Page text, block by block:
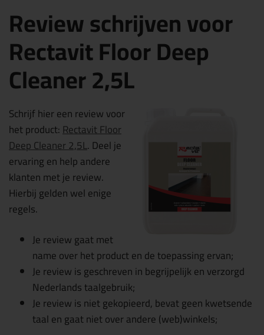
Review schrijven voor
Rectavit Floor Deep
Cleaner 2,5L
Schrijf hier een review voor
het product:Rectavit Floor
Deep Cleaner 2,5L. Deel je
ervaring en help andere
klanten met je review.
Hierbij gelden wel enige
regels.
Je review gaat met
name over het product en de toepassing ervan;
Je review is geschreven in begrijpelijk en verzorgd
Nederlands taalgebruik;
Je review is niet gekopieerd, bevat geen kwetsende
taal en gaat niet over andere (web)winkels;